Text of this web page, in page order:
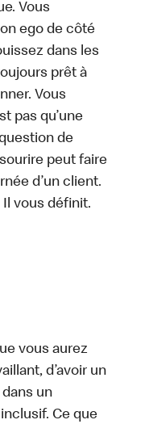
Vous
ego de côté
dans les
prêt à
Vous
pas qu’une
de
peut faire
d’un client.
vous définit.
vous aurez
d’avoir un
un
Ce que